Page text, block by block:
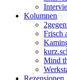
Kolumnen
Frisch
Mind
Rezensionen